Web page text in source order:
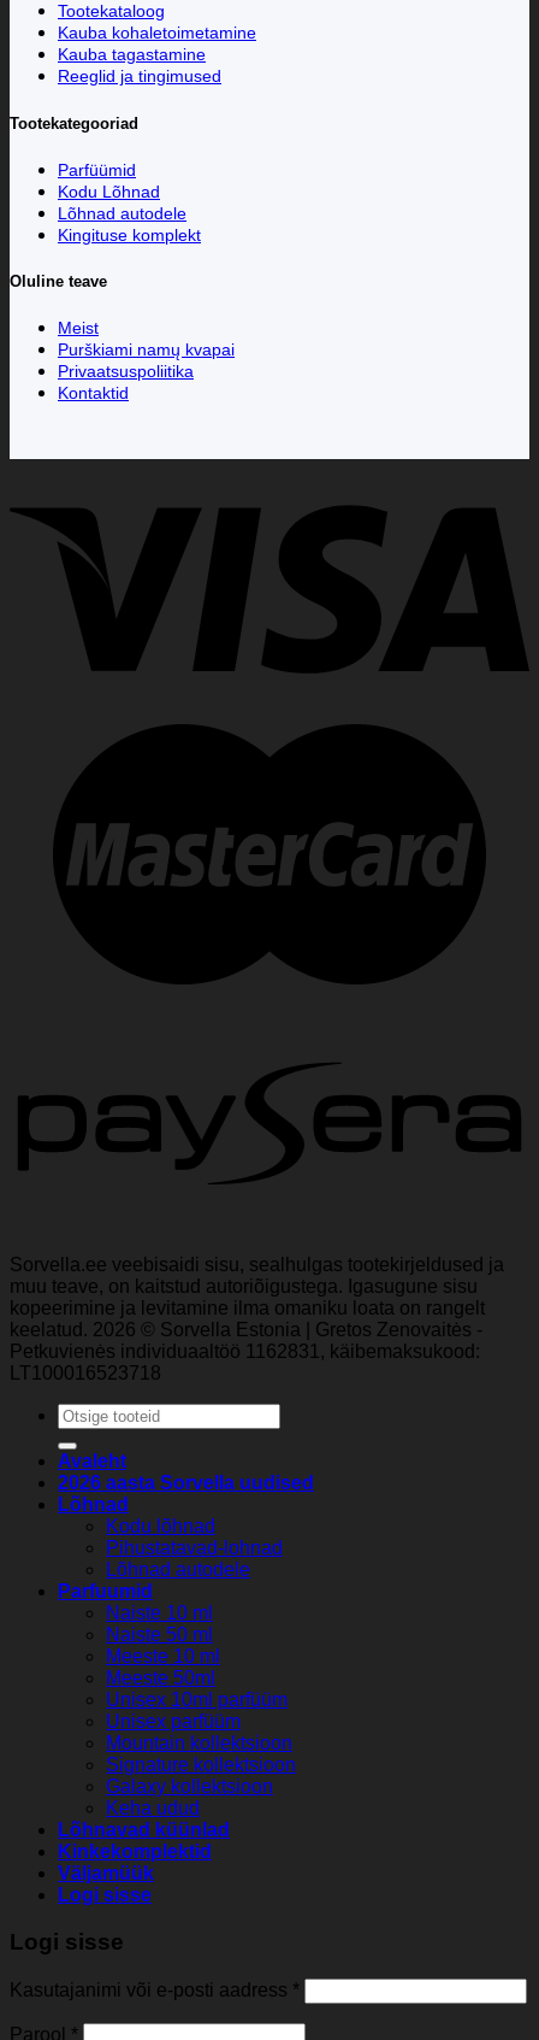
Tootekataloog
Kauba kohaletoimetamine
Kauba tagastamine
Reeglid ja tingimused
Tootekategooriad
Parfüümid
Kodu Lõhnad
Lõhnad autodele
Kingituse komplekt
Oluline teave
Meist
Purškiami namų kvapai
Privaatsuspoliitika
Kontaktid
Sorvella.ee veebisaidi sisu, sealhulgas tootekirjeldused ja
muu teave, on kaitstud autoriõigustega. Igasugune sisu
kopeerimine ja levitamine ilma omaniku loata on rangelt
keelatud. 2026 © Sorvella Estonia | Gretos Zenovaitės -
Petkuvienės individuaaltöö 1162831, käibemaksukood:
LT100016523718
Otsi:
Avaleht
2026 aasta Sorvella uudised
Lõhnad
Kodu lõhnad
Pihustatavad-lohnad
Lõhnad autodele
Parfuumid
Naiste 10 ml
Naiste 50 ml
Meeste 10 ml
Meeste 50ml
Unisex 10ml parfüüm
Unisex parfüüm
Mountain kollektsioon
Signature kollektsioon
Galaxy kollektsioon
Keha udud
Lõhnavad küünlad
Kinkekomplektid
Väljamüük
Logi sisse
Logi sisse
Kasutajanimi või e-posti aadress *
Parool *